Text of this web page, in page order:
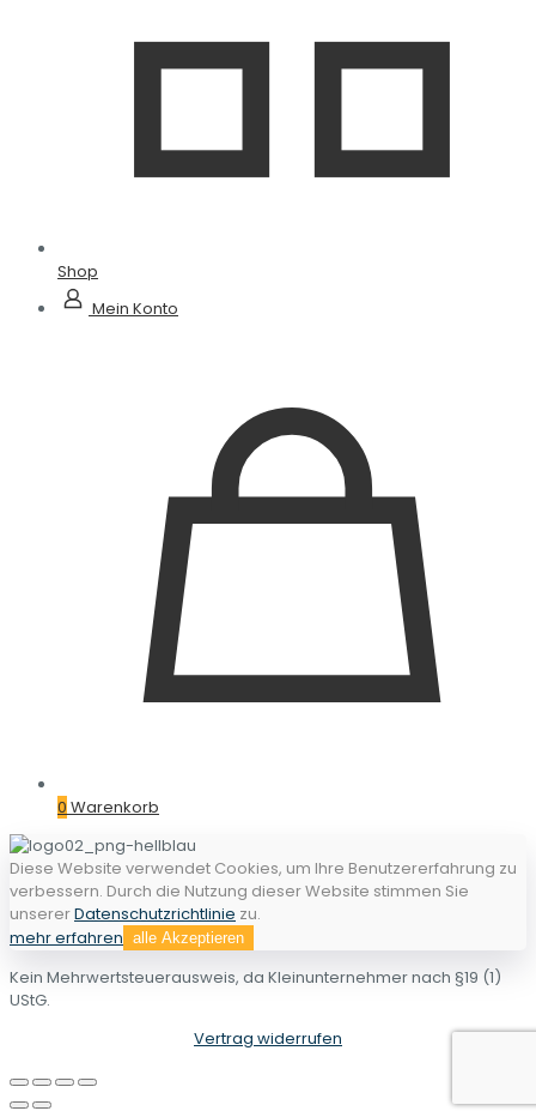
Shop
Mein Konto
0 Warenkorb
Diese Website verwendet Cookies, um Ihre Benutzererfahrung zu
verbessern. Durch die Nutzung dieser Website stimmen Sie
unsererDatenschutzrichtlinie zu.
mehr erfahren alle Akzeptieren
Kein Mehrwertsteuerausweis, da Kleinunternehmer nach §19 (1)
UStG.
Vertrag widerrufen